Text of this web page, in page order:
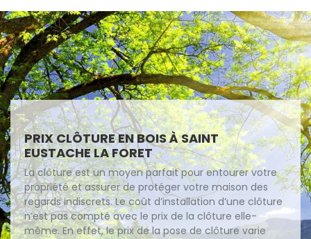
PRIX CLÔTURE EN BOIS À SAINT
EUSTACHE LA FORET
La clôture est un moyen parfait pour entourer votre
propriété et assurer de protéger votre maison des
regards indiscrets. Le coût d’installation d’une clôture
n’est pas compté avec le prix de la clôture elle-
même. En effet, le prix de la pose de clôture varie